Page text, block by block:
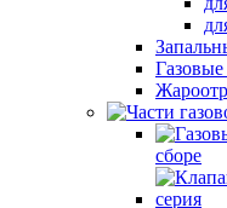
сборе